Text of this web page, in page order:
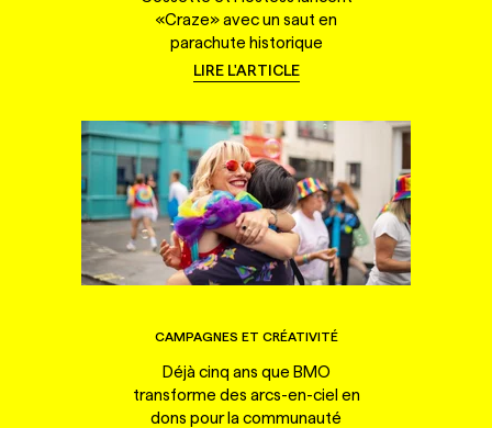
«Craze» avec un saut en
parachute historique
LIRE L'ARTICLE
CAMPAGNES ET CRÉATIVITÉ
Déjà cinq ans que BMO
transforme des arcs-en-ciel en
dons pour la communauté